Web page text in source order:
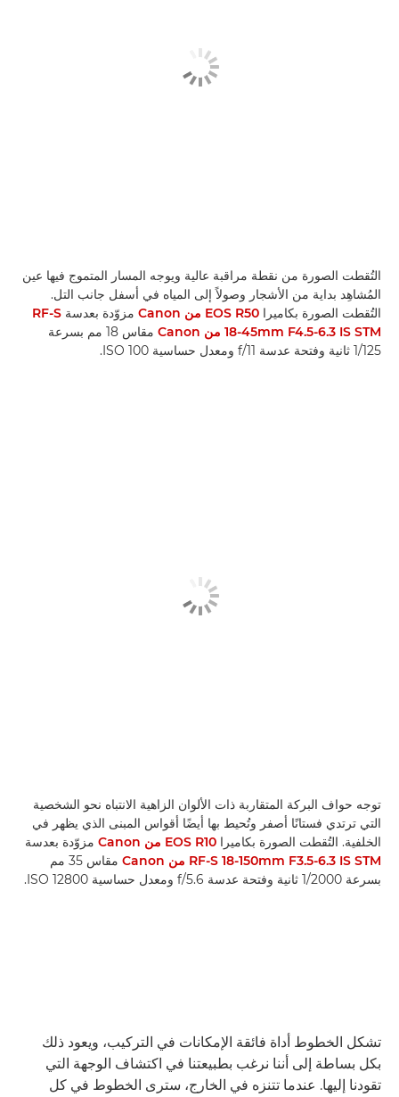
التُقطت الصورة من نقطة مراقبة عالية ويوجه المسار المتموج فيها عين
المُشاهِد بداية من الأشجار وصولاً إلى المياه في أسفل جانب التل.
التُقطت الصورة بكاميرا EOS R50 من Canon مزوّدة بعدسة RF-S
18-45mm F4.5-6.3 IS STM من Canon
مقاس 18 مم بسرعة
1/125 ثانية وفتحة عدسة f/11 ومعدل حساسية ISO 100.
توجه حواف البركة المتقاربة ذات الألوان الزاهية الانتباه نحو الشخصية
التي ترتدي فستانًا أصفر وتُحيط بها أيضًا أقواس المبنى الذي يظهر في
الخلفية. التُقطت الصورة بكاميرا EOS R10 من Canon
مزوّدة بعدسة
RF-S 18-150mm F3.5-6.3 IS STM من Canon
مقاس 35 مم
بسرعة 1/2000 ثانية وفتحة عدسة f/5.6 ومعدل حساسية ISO 12800.
تشكل الخطوط أداة فائقة الإمكانات في التركيب، ويعود ذلك
بكل بساطة إلى أننا نرغب بطبيعتنا في اكتشاف الوجهة التي
تقودنا إليها. عندما تتنزه في الخارج، سترى الخطوط في كل